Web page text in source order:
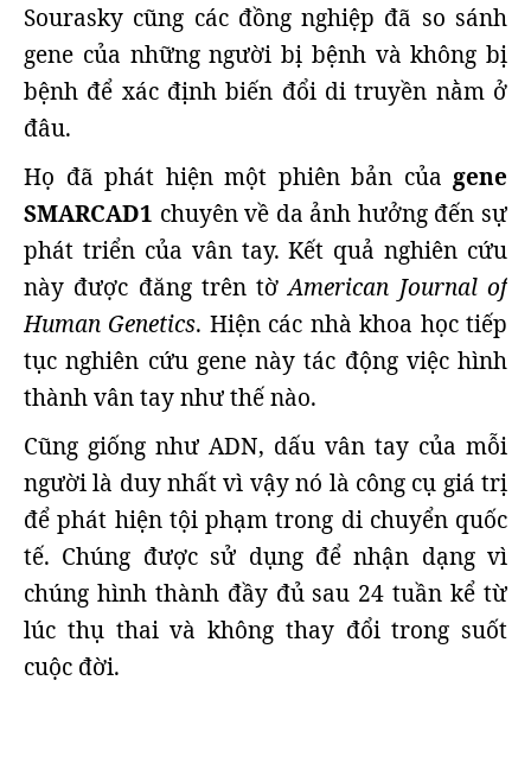
Sourasky cũng các đồng nghiệp đã so sánh
gene của những người bị bệnh và không bị
bệnh để xác định biến đổi di truyền nằm ở
đâu.
Họ đã phát hiện một phiên bản của gene
SMARCAD1 chuyên về da ảnh hưởng đến sự
phát triển của vân tay. Kết quả nghiên cứu
này được đăng trên tờ American Journal of
Human Genetics. Hiện các nhà khoa học tiếp
tục nghiên cứu gene này tác động việc hình
thành vân tay như thế nào.
Cũng giống như ADN, dấu vân tay của mỗi
người là duy nhất vì vậy nó là công cụ giá trị
để phát hiện tội phạm trong di chuyển quốc
tế. Chúng được sử dụng để nhận dạng vì
chúng hình thành đầy đủ sau 24 tuần kể từ
lúc thụ thai và không thay đổi trong suốt
cuộc đời.